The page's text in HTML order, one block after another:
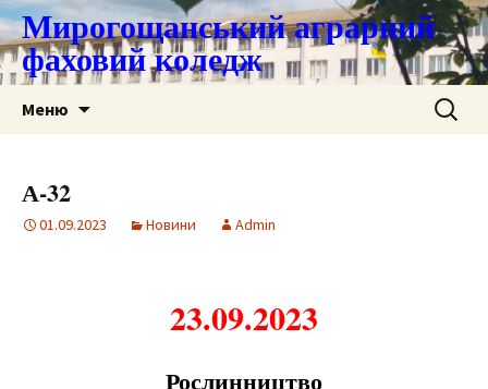
Мирогощанський аграрний
фаховий коледж
Меню Пошук:
А-32
01.09.2023 Новини Admin
23.09.2023
Рослинництво